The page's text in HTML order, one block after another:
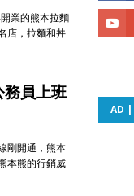
業的熊本拉麵
店，拉麵和丼
務員上班
剛開通，熊本
本熊的行銷威
AD |